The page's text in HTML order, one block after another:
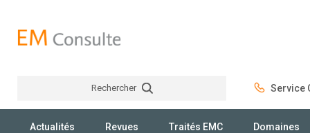
Rechercher Service
Actualités Revues Traités EMC Domaines